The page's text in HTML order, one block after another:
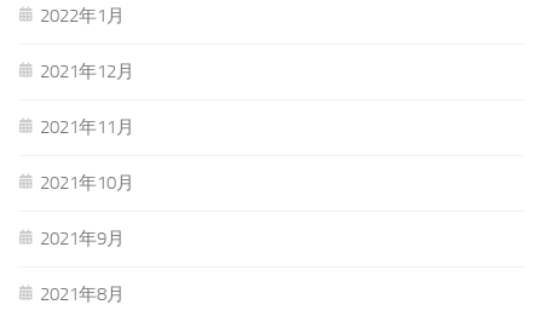
2022年1月
2021年12月
2021年11月
2021年10月
2021年9月
2021年8月